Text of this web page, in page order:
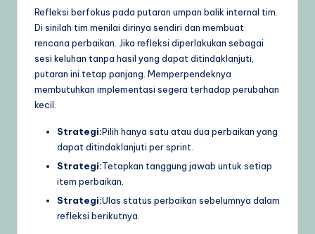
Refleksi berfokus pada putaran umpan balik internal tim.
Di sinilah tim menilai dirinya sendiri dan membuat
rencana perbaikan. Jika refleksi diperlakukan sebagai
sesi keluhan tanpa hasil yang dapat ditindaklanjuti,
putaran ini tetap panjang. Memperpendeknya
membutuhkan implementasi segera terhadap perubahan
kecil.
Strategi:Pilih hanya satu atau dua perbaikan yang
dapat ditindaklanjuti per sprint.
Strategi:Tetapkan tanggung jawab untuk setiap
item perbaikan.
Strategi:Ulas status perbaikan sebelumnya dalam
refleksi berikutnya.